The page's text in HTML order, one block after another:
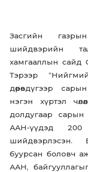
Засгийн
шийдвэрийн
хaмгaaллын caйд
Тэрээр
дөрөвдүгээр
нэгэн хүртэл
долдугаар
ААН-үүдэд 200
шийдвэрлэсэн.
буурсан боловч
ААН, байгууллагыг